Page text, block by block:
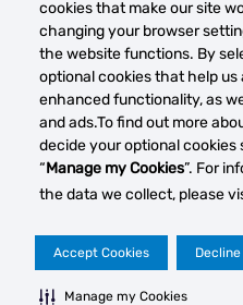
cookies that make our site
changing your browser
the website functions. By
optional cookies that help
enhanced functionality, as
and ads.To find out more
decide your optional cookies
“Manage my Cookies”. For
the data we collect, please
Accept Cookies
Manage my Cookies
Autoverhuur brussels airport
Other car rental markets
© 2023 Thrifty Rent a Car
Your Privacy